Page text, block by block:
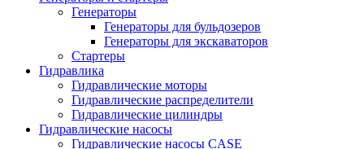
Генераторы
Генераторы для бульдозеров
Генераторы для экскаваторов
Стартеры
Гидравлика
Гидравлические моторы
Гидравлические распределители
Гидравлические цилиндры
Гидравлические насосы
Гидравлические насосы CASE